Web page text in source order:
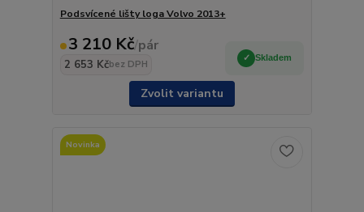
Podsvícené lišty loga Volvo 2013+
3 210 Kč/pár
2 653 Kčbez DPH
Skladem
Zvolit variantu
Novinka